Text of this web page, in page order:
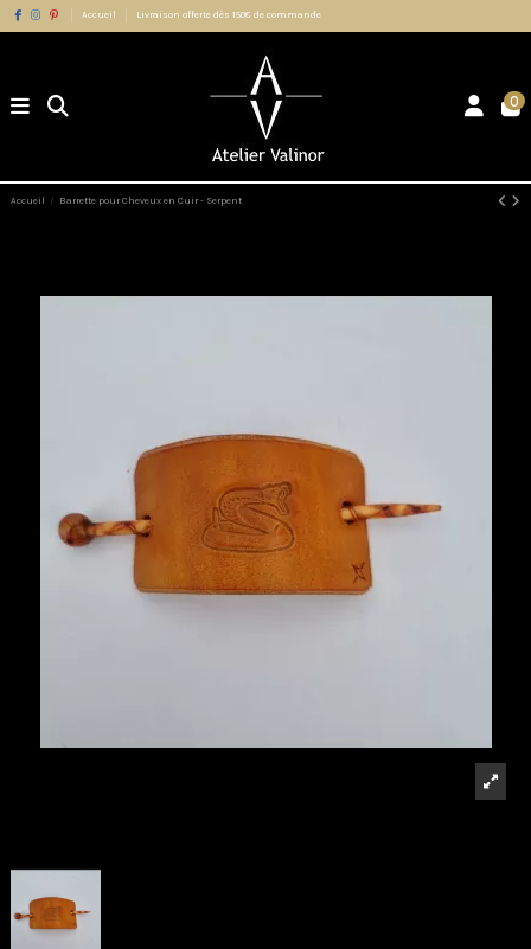
Accueil Livraison offerte dès 150€ de commande
0
Accueil Barrette pour Cheveux en Cuir - Serpent